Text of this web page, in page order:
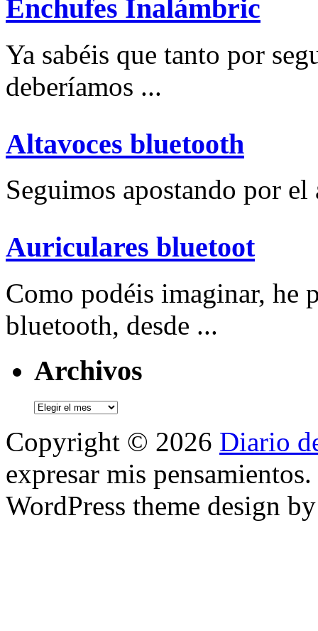
Enchufes Inalámbric
Ya sabéis que tanto por
deberíamos ...
Altavoces bluetooth
Seguimos apostando por
Auriculares bluetoot
Como podéis imaginar, he
bluetooth, desde ...
Archivos
Archivos
Copyright © 2026 Diario
expresar mis pensamientos.
WordPress theme design